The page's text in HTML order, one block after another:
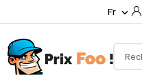
Fr 